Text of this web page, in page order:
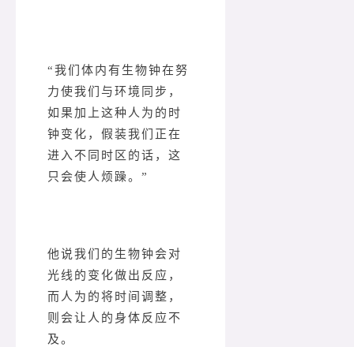
“我们体内有生物钟在努
力使我们与环境同步，
如果加上这种人为的时
钟变化，假装我们正在
进入不同时区的话，这
只会使人烦躁。”
他说我们的生物钟会对
光线的变化做出反应，
而人为的将时间调整，
则会让人的身体反应不
及。